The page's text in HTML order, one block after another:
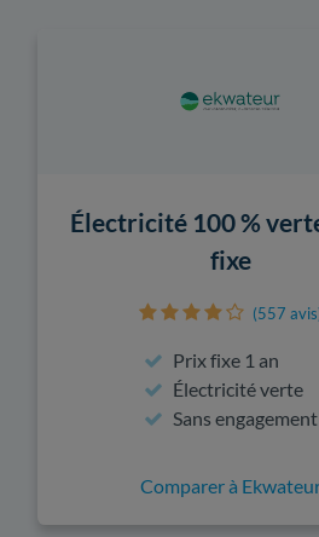
Électricité 100 %
fixe
(557
Prix fixe 1 an
Électricité verte
Sans engagement
Comparer à